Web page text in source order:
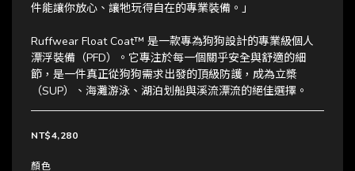
件能讓你放心、讓牠玩得自在的專業裝備。」
Ruffwear Float Coat™ 是一款專為狗狗設計的專業級個人
漂浮裝備（PFD）。它專注於每一個關乎安全與舒適的細
節，是一件真正從狗狗需求出發的頂級防護，成為立槳
（SUP）、海灘游泳、湖泊划船與溪流漂流的絕佳選擇。
NT$4,280
顏色